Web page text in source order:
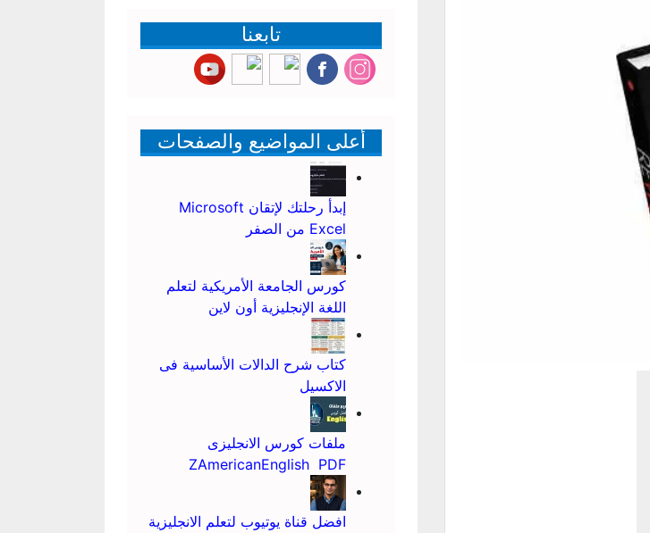
تابعنا
أعلى المواضيع والصفحات
إبدأ رحلتك لإتقان Microsoft
Excel من الصفر
كورس الجامعة الأمريكية لتعلم
اللغة الإنجليزية أون لاين
كتاب شرح الدالات الأساسية فى
الاكسيل
ملفات كورس الانجليزى
ZAmericanEnglish PDF
افضل قناة يوتيوب لتعلم الانجليزية